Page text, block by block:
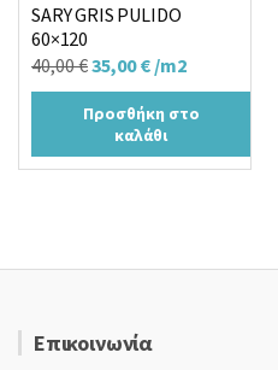
SARY GRIS PULIDO
60×120
40,00€Original
price
was:
35,00€Η
τρέχουσα
τιμή
/m2
Προσθήκη στο
καλάθι
Επικοινωνία